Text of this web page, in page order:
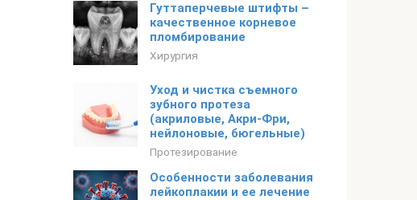
Гуттаперчевые штифты –
качественное корневое
пломбирование
Хирургия
Уход и чистка съемного
зубного протеза
(акриловые, Акри-Фри,
нейлоновые, бюгельные)
Протезирование
Особенности заболевания
лейкоплакии и ее лечение